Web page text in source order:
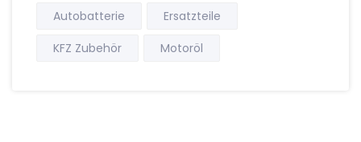
Autobatterie
Ersatzteile
KFZ Zubehör
Motoröl